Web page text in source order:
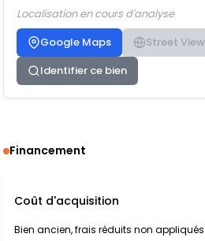
Localisation en cours d'analyse
Google Maps
Street View
Identifier ce bien
Financement
Coût d'acquisition
Bien ancien, frais réduits non appliqués